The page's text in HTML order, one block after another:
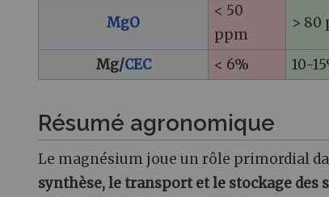
MgO
< 50
ppm
> 80
Mg/CEC < 6% 10-
Résumé agronomique
Le magnésium joue un rôle primordial
synthèse, le transport et le stockage des